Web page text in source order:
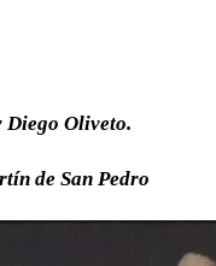
Oliveto.
de San Pedro